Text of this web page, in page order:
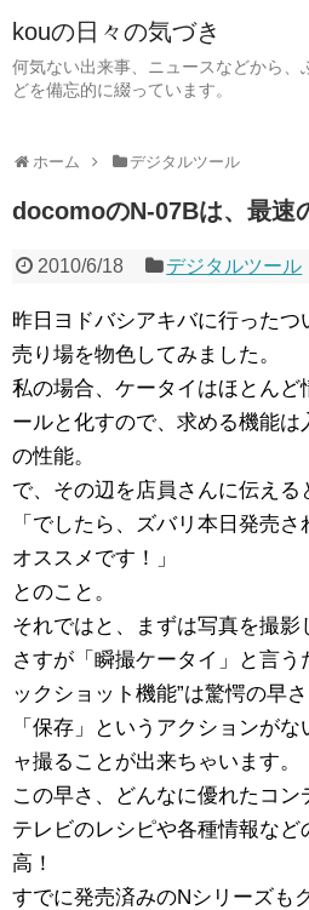
kouの日々の気づき
何気ない出来事、ニュースなどから、
どを備忘的に綴っています。
ホーム デジタルツール
docomoのN-07Bは、最速
2010/6/18 デジタルツール
昨日ヨドバシアキバに行ったつ
売り場を物色してみました。
私の場合、ケータイはほとんど
ールと化すので、求める機能は
の性能。
で、その辺を店員さんに伝える
「でしたら、ズバリ本日発売さ
オススメです！」
とのこと。
それではと、まずは写真を撮影
さすが「瞬撮ケータイ」と言う
ックショット機能”は驚愕の早さ
「保存」というアクションが
ャ撮ることが出来ちゃいます。
この早さ、どんなに優れたコン
テレビのレシピや各種情報な
高！
すでに発売済みのNシリーズも